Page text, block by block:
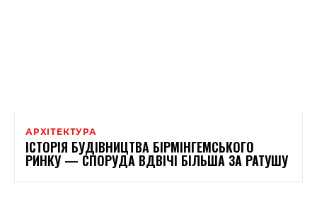
АРХІТЕКТУРА
ІСТОРІЯ БУДІВНИЦТВА БІРМІНГЕМСЬКОГО
РИНКУ — СПОРУДА ВДВІЧІ БІЛЬША ЗА РАТУШУ